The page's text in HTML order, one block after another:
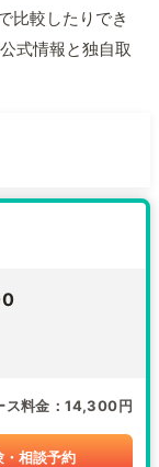
比較したりでき
式情報と独自取
ス料金 14,300円
・相談予約